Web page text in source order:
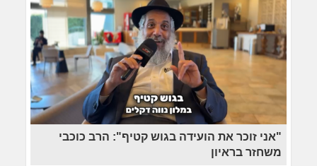
"אני זוכר את הועידה בגוש קטיף": הרב כוכבי
משחזר בראיון